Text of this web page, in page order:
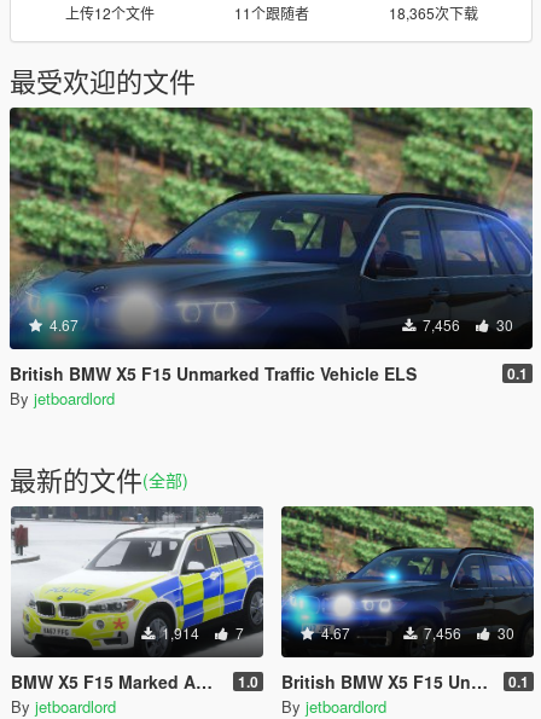
上传12个文件 11个跟随者 18,365次下载
最受欢迎的文件
4.67 7,456 30
British BMW X5 F15 Unmarked Traffic Vehicle ELS 0.1
By jetboardlord
最新的文件(全部)
1,914 7
BMW X5 F15 Marked ARV Updated [ELS] 1.0
By jetboardlord
4.67 7,456 30
British BMW X5 F15 Unmarked Traffic Vehicle ELS 0.1
By jetboardlord